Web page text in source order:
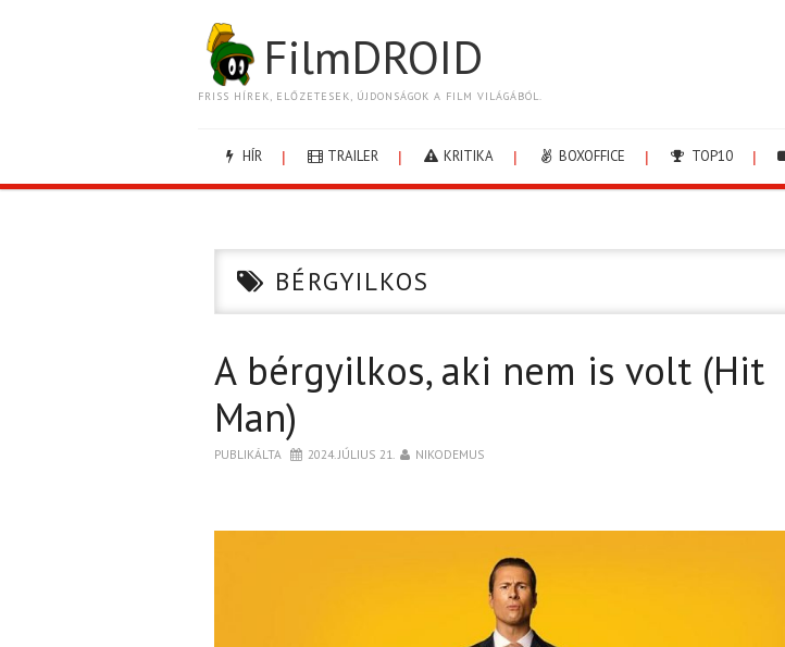
FilmDROID
FRISS HÍREK, ELŐZETESEK, ÚJDONSÁGOK A FILM VILÁGÁBÓL.
HÍR TRAILER KRITIKA BOXOFFICE TOP10
BÉRGYILKOS
A bérgyilkos, aki nem is volt (Hit
Man)
PUBLIKÁLTA 2024. JÚLIUS 21. NIKODEMUS